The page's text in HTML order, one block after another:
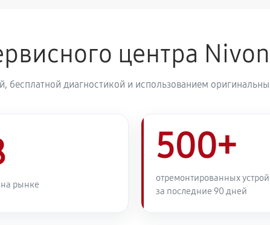
центра
бесплатной диагностикой и использованием
на рынке
500+
отремонтированных
за последние 90 дней